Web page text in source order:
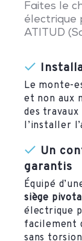
Faites le
électrique
ATITUD
Le monte-
et non aux
des
l’installer
Un
garantis
Équipé
siège
électrique
facilement
sans